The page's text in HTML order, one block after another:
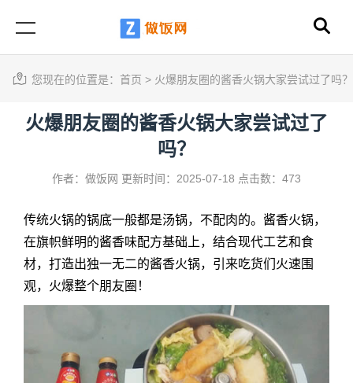
您现在的位置是： 首页 > 火爆朋友圈的酱香火锅大家尝试过了吗？
火爆朋友圈的酱香火锅大家尝试过了
吗？
作者：做饭网 更新时间：2025-07-18 点击数：473
传统火锅的锅底一般都是汤锅，不配肉的。酱香火锅，
在旗帜鲜明的酱香味配方基础上，结合现代工艺和食
材，打造出独一无二的酱香火锅，引来吃货们火速围
观，火爆整个朋友圈！